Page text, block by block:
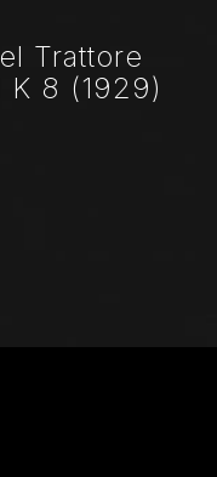
Trattore
K 8 (1929)